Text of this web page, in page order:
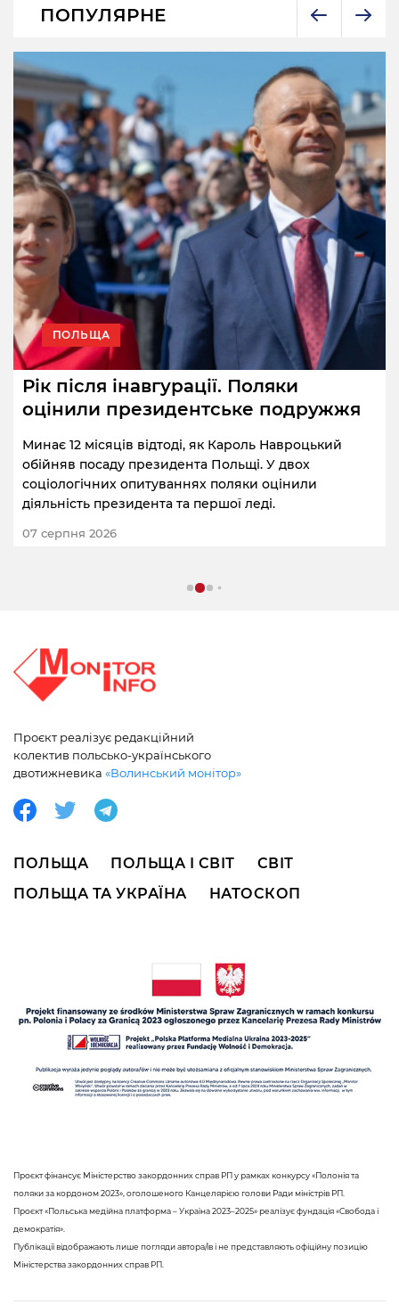
ПОПУЛЯРНЕ
ПОЛЬЩА
Рік після інавгурації. Поляки
оцінили президентське подружжя
Минає 12 місяців відтоді, як Кароль Навроцький
обійняв посаду президента Польщі. У двох
соціологічних опитуваннях поляки оцінили
діяльність президента та першої леді.
07 серпня 2026
Проєкт реалізує редакційний
колектив польсько-українського
двотижневика «Волинський монітор»
ПОЛЬЩА ПОЛЬЩА І СВІТ
СВІТ
ПОЛЬЩА ТА УКРАЇНА
НАТОСКОП
Проєкт фінансує Міністерство закордонних справ РП у рамках конкурсу «Полонія та
поляки за кордоном 2023», оголошеного Канцелярією голови Ради міністрів РП.
Проєкт «Польська медійна платформа – Україна 2023–2025» реалізує фундація «Свобода і
демократія».
Публікації відображають лише погляди автора/ів і не представляють офіційну позицію
Міністерства закордонних справ РП.